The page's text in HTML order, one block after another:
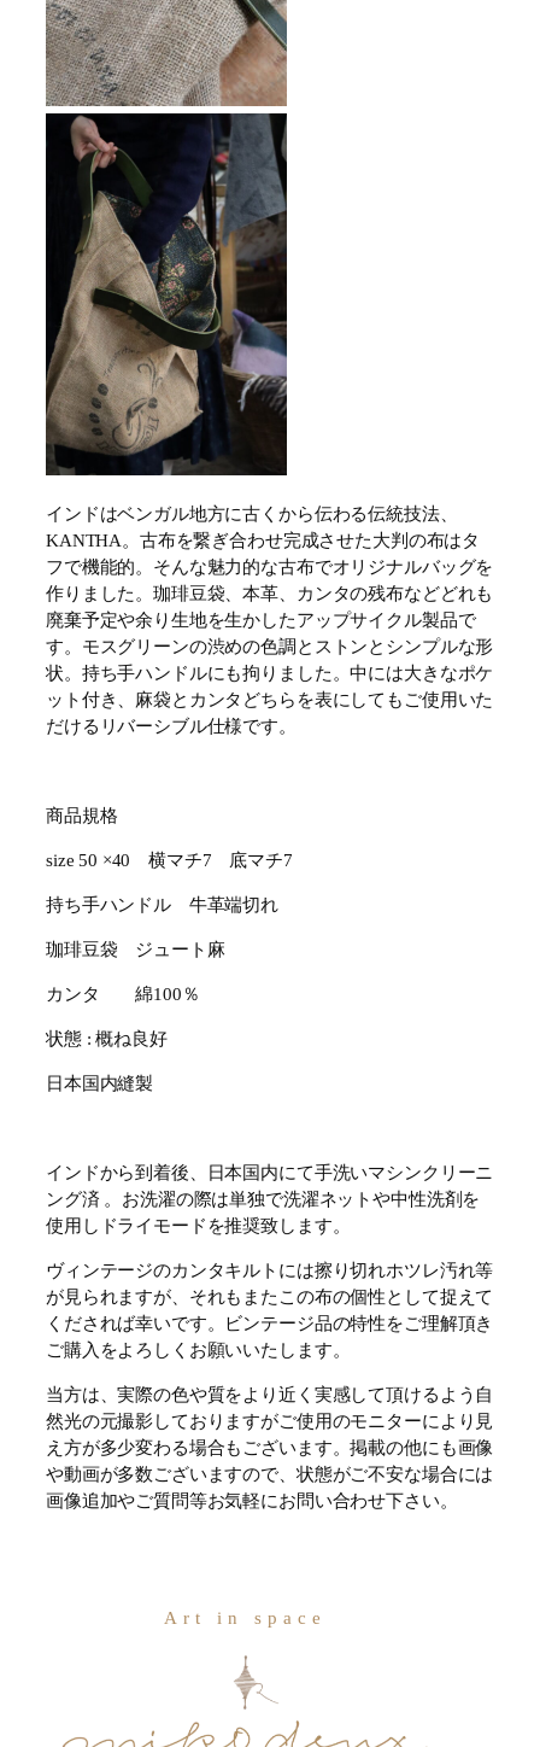
インドはベンガル地方に古くから伝わる伝統技法、
KANTHA。古布を繋ぎ合わせ完成させた大判の布はタ
フで機能的。そんな魅力的な古布でオリジナルバッグを
作りました。珈琲豆袋、本革、カンタの残布などどれも
廃棄予定や余り生地を生かしたアップサイクル製品で
す。モスグリーンの渋めの色調とストンとシンプルな形
状。持ち手ハンドルにも拘りました。中には大きなポケ
ット付き、麻袋とカンタどちらを表にしてもご使用いた
だけるリバーシブル仕様です。
商品規格
size 50 ×40 横マチ7 底マチ7
持ち手ハンドル 牛革端切れ
珈琲豆袋 ジュート麻
カンタ 綿100％
状態 : 概ね良好
日本国内縫製
インドから到着後、日本国内にて手洗いマシンクリーニ
ング済 。お洗濯の際は単独で洗濯ネットや中性洗剤を
使用しドライモードを推奨致します。
ヴィンテージのカンタキルトには擦り切れホツレ汚れ等
が見られますが、それもまたこの布の個性として捉えて
くだされば幸いです。ビンテージ品の特性をご理解頂き
ご購入をよろしくお願いいたします。
当方は、実際の色や質をより近く実感して頂けるよう自
然光の元撮影しておりますがご使用のモニターにより見
え方が多少変わる場合もございます。掲載の他にも画像
や動画が多数ございますので、状態がご不安な場合には
画像追加やご質問等お気軽にお問い合わせ下さい。
Art in space